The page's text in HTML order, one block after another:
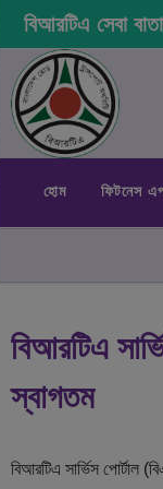
বিআরটিএ সেবা
হোম ফিটনেস
বিআরটিএ
স্বাগতম
বিআরটিএ সার্ভিস পোর্টাল